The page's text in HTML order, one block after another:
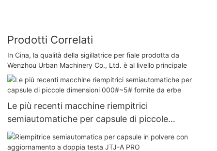
Prodotti Correlati
In Cina, la qualità della sigillatrice per fiale prodotta da
Wenzhou Urban Machinery Co., Ltd. è al livello principale
Le più recenti macchine riempitrici
semiautomatiche per capsule di piccole
dimensioni 000#~5# fornite da erbe